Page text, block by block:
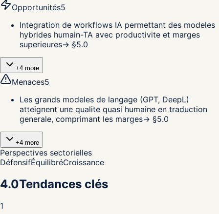
Opportunités5
Integration de workflows IA permettant des modeles
hybrides humain-TA avec productivite et marges
superieures→ §5.0
+4 more
Menaces5
Les grands modeles de langage (GPT, DeepL)
atteignent une qualite quasi humaine en traduction
generale, comprimant les marges→ §5.0
+4 more
Perspectives sectorielles
DéfensifÉquilibréCroissance
4.0Tendances clés
1